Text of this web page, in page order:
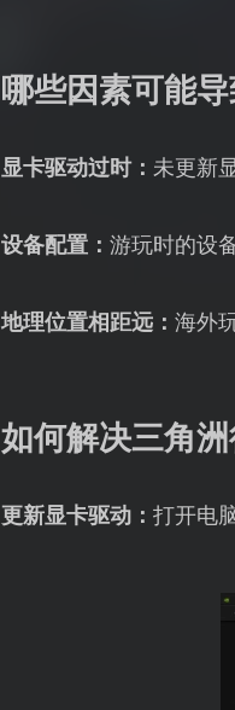
哪些因素可能
显卡驱动过时： 未更新
设备配置： 游玩时的设
地理位置相距远： 海外
如何解决三角
更新显卡驱动： 打开电